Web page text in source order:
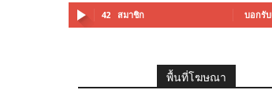
42 สมาชิก บอกรั
พื้นที่โฆษณา